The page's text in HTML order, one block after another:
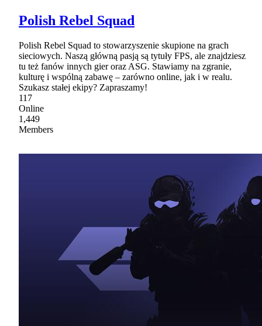
Polish Rebel Squad
Polish Rebel Squad to stowarzyszenie skupione na grach
sieciowych. Naszą główną pasją są tytuły FPS, ale znajdziesz
tu też fanów innych gier oraz ASG. Stawiamy na zgranie,
kulturę i wspólną zabawę – zarówno online, jak i w realu.
Szukasz stałej ekipy? Zapraszamy!
117
Online
1,449
Members